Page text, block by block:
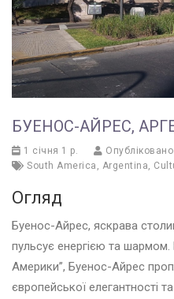
БУЕНОС-АЙРЕС,
1 січня 1 р.
South America , Argentina,
Огляд
Буенос-Айрес, яскрава
пульсує енергією та
Америки”, Буенос-Айрес
європейської елегантності